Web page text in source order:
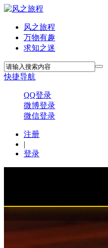
风之旅程
万物有趣
求知之迷
快捷导航
QQ登录
微博登录
微信登录
注册
|
登录